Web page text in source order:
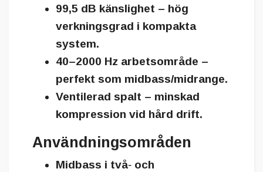
99,5 dB känslighet – hög
verkningsgrad i kompakta
system.
40–2000 Hz arbetsområde –
perfekt som midbass/midrange.
Ventilerad spalt – minskad
kompression vid hård drift.
Användningsområden
Midbass i två‑ och